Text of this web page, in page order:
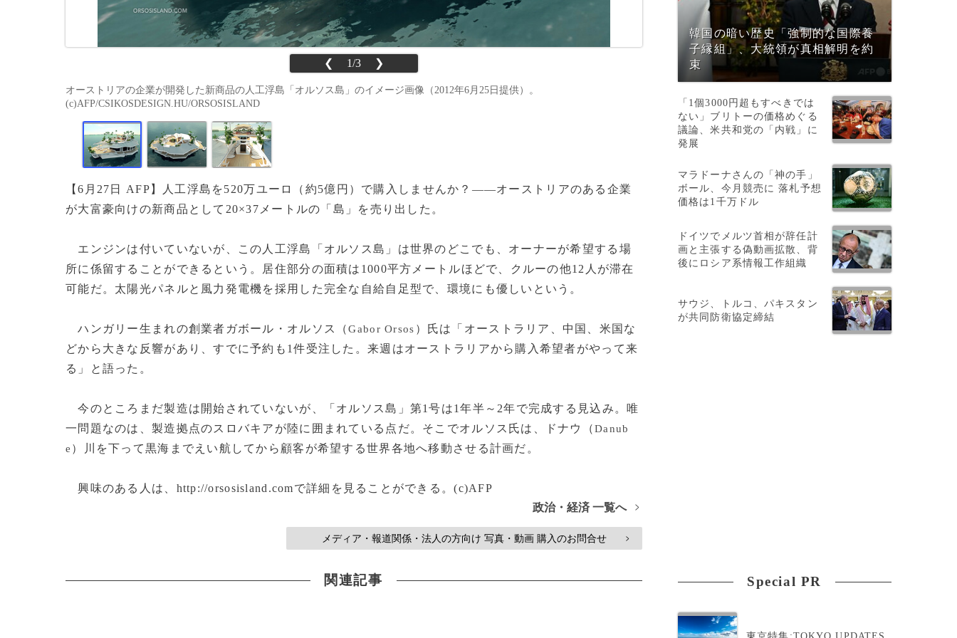
❮ 1/3 ❯
オーストリアの企業が開発した新商品の人工浮島「オルソス島」のイメージ画像（2012年6月25日提供）。
(c)AFP/CSIKOSDESIGN.HU/ORSOSISLAND
【6月27日 AFP】人工浮島を520万ユーロ（約5億円）で購入しませんか？――オーストリアのある企業
が大富豪向けの新商品として20×37メートルの「島」を売り出した。
エンジンは付いていないが、この人工浮島「オルソス島」は世界のどこでも、オーナーが希望する場
所に係留することができるという。居住部分の面積は1000平方メートルほどで、クルーの他12人が滞在
可能だ。太陽光パネルと風力発電機を採用した完全な自給自足型で、環境にも優しいという。
ハンガリー生まれの創業者ガボール・オルソス（Gabor Orsos ）氏は「オーストラリア、中国、米国な
どから大きな反響があり、すでに予約も1件受注した。来週はオーストラリアから購入希望者がやって来
る」と語った。
今のところまだ製造は開始されていないが、「オルソス島」第1号は1年半～2年で完成する見込み。唯
一問題なのは、製造拠点のスロバキアが陸に囲まれている点だ。そこでオルソス氏は、ドナウ（Danub
e ）川を下って黒海までえい航してから顧客が希望する世界各地へ移動させる計画だ。
興味のある人は、http://orsosisland.comで詳細を見ることができる。(c)AFP
政治・経済 一覧へ
>
メディア・報道関係・法人の方向け 写真・動画 購入のお問合せ >
関連記事
韓国の暗い歴史「強制的な国際養
子縁組」、大統領が真相解明を約
束
「1個3000円超もすべきでは
ない」ブリトーの価格めぐる
議論、米共和党の「内戦」に
発展
マラドーナさんの「神の手」
ボール、今月競売に 落札予想
価格は1千万ドル
ドイツでメルツ首相が辞任計
画と主張する偽動画拡散、背
後にロシア系情報工作組織
サウジ、トルコ、パキスタン
が共同防衛協定締結
Special PR
東京特集:TOKYO UPDATES